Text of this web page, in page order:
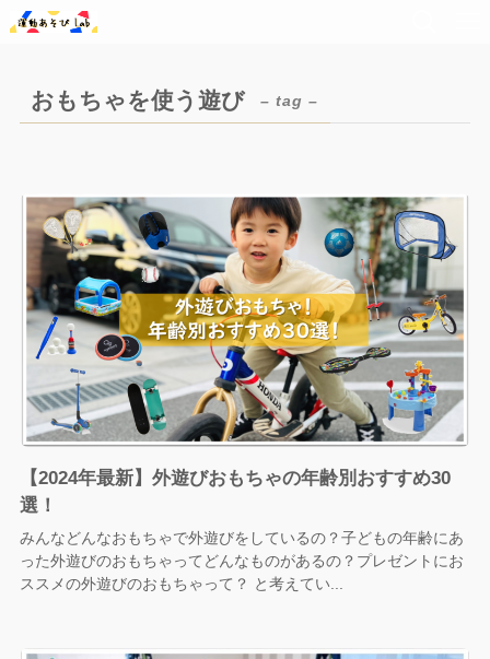
おもちゃを使う遊び – tag –
【2024年最新】外遊びおもちゃの年齢別おすすめ30
選！
みんなどんなおもちゃで外遊びをしているの？子どもの年齢にあ
った外遊びのおもちゃってどんなものがあるの？プレゼントにお
ススメの外遊びのおもちゃって？ と考えてい...